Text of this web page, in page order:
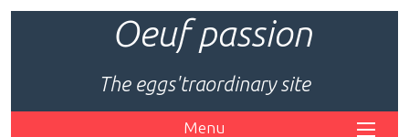
Oeuf passion
The eggs'traordinary site
Menu